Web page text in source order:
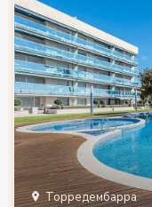
Торредембарра